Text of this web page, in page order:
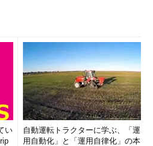
い
自動運転トラクターに学ぶ、「運
用自動化」と「運用自律化」の本